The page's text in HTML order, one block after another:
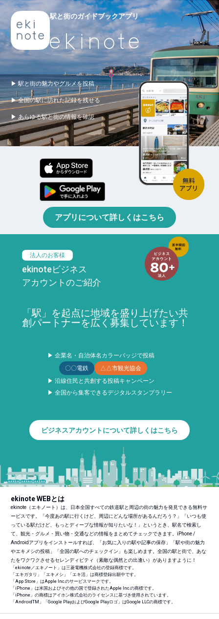
駅と街のガイドブックアプリ
▶ 駅と街の魅力やグルメを投稿
▶ 全国の駅に訪れた記録を残せる
▶ あらゆる駅と街の情報を確認
アプリについて詳しくはこちら
法人のお客様
ekinoteビジネス
アカウントのご紹介
「駅」を起点に地域を盛り上げたい共
創パートナーを広く募集しています！
▶ 企業名・自治体名カラーバッジで投稿
〇〇電鉄
△△市観光協会
▶ 沿線住民と共創する投稿キャンペーン
▶ 全国から集客できるデジタルスタンプラリー
ビジネスアカウントについて詳しくはこちら
ekinote WEBとは
ekinote（エキノート）は、日本全国すべての鉄道駅と周辺の街の魅力を発見できる無料サ
ービスです。「今度あの駅に行くけど、周辺にどんな場所があるんだろう？」「いつも使
っている駅だけど、もっとディープな情報が知りたいな！」というとき、駅名で検索し
て、観光・グルメ・買い物・交通などの情報をまとめてチェックできます。iPhone /
Androidアプリをインストールすれば、「お気に入りの駅や記事の保存」「駅や街の魅力
やエキメシの投稿」「全国の駅へのチェックイン」も楽しめます。全国の駅と街で、あな
たをワクワクさせるセレンディピティ（素敵な偶然との出逢い）がありますように！
「ekinote／エキノート」は三菱電機株式会社の登録商標です。
「エキガタリ」「エキメシ」「エキ活」は商標登録出願中です。
「App Store」はApple Inc.のサービスマークです。
「iPhone」は米国およびその他の国で登録されたApple Inc.の商標です。
「iPhone」の商標はアイホン株式会社のライセンスに基づき使用されています。
「AndroidTM 」「Google PlayおよびGoogle Playロゴ」はGoogle LLCの商標です。